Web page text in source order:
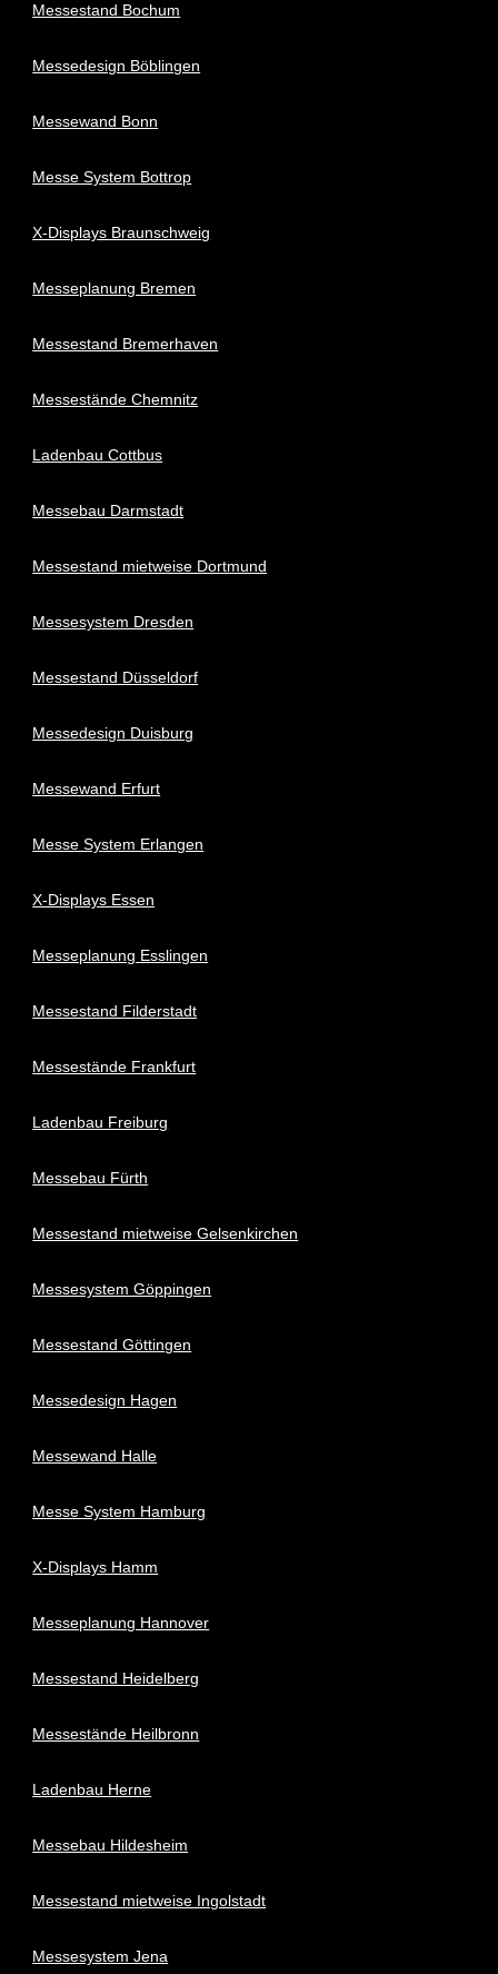
Messestand Bochum
Messedesign Böblingen
Messewand Bonn
Messe System Bottrop
X-Displays Braunschweig
Messeplanung Bremen
Messestand Bremerhaven
Messestände Chemnitz
Ladenbau Cottbus
Messebau Darmstadt
Messestand mietweise Dortmund
Messesystem Dresden
Messestand Düsseldorf
Messedesign Duisburg
Messewand Erfurt
Messe System Erlangen
X-Displays Essen
Messeplanung Esslingen
Messestand Filderstadt
Messestände Frankfurt
Ladenbau Freiburg
Messebau Fürth
Messestand mietweise Gelsenkirchen
Messesystem Göppingen
Messestand Göttingen
Messedesign Hagen
Messewand Halle
Messe System Hamburg
X-Displays Hamm
Messeplanung Hannover
Messestand Heidelberg
Messestände Heilbronn
Ladenbau Herne
Messebau Hildesheim
Messestand mietweise Ingolstadt
Messesystem Jena